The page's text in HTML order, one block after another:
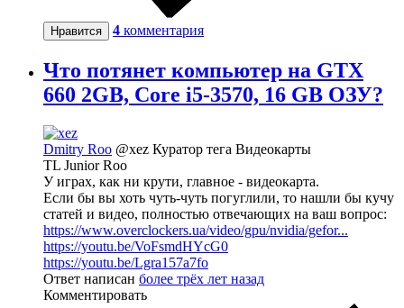
Нравится 4 комментария
Что потянет компьютер на GTX
660 2GB, Core i5-3570, 16 GB ОЗУ?
Dmitry Roo @xez Куратор тега Видеокарты
TL Junior Roo
У играх, как ни крути, главное - видеокарта.
Если бы вы хоть чуть-чуть погуглили, то нашли бы кучу
статей и видео, полностью отвечающих на ваш вопрос:
https://www.overclockers.ua/video/gpu/nvidia/gefor...
https://youtu.be/VoFsmdHYcG0
https://youtu.be/Lgra157a7fo
Ответ написан более трёх лет назад
Комментировать